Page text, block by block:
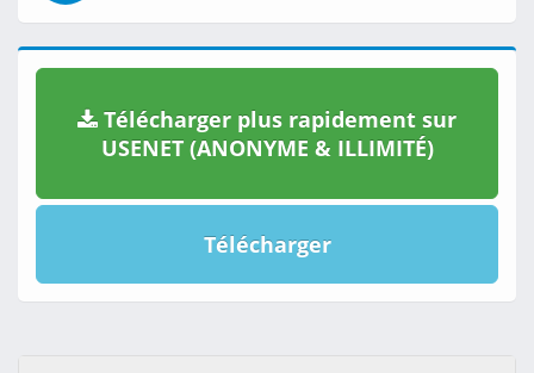
Télécharger plus rapidement sur
USENET (ANONYME & ILLIMITÉ)
Télécharger